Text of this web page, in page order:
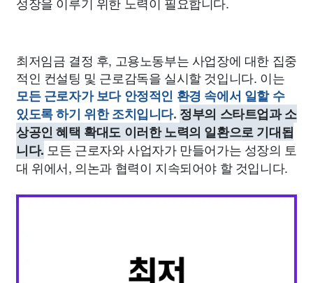
최저임금 결정 후, 고용노동부는 사업장에 대한 집중
적인 컨설팅 및 근로감독을 실시할 것입니다. 이는
모든 근로자가 보다 안정적인 환경 속에서 일할 수
있도록 하기 위한 조치입니다. 정부의 스타트업과 소
상공인 혜택 확대도 이러한 노력의 일환으로 기대됩
니다. 모든 근로자와 사업자가 만들어가는 성장의 토
대 위에서, 의논과 협력이 지속되어야 할 것입니다.